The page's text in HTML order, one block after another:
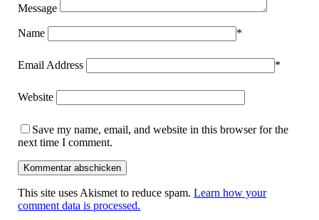
Message
Name *
Email Address *
Website
Save my name, email, and website in this browser for the
next time I comment.
This site uses Akismet to reduce spam.Learn how your
comment data is processed.